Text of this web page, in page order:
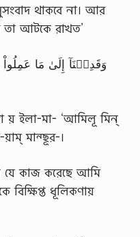
থাকবে না। আর
তা আটকে রাখত’
وَقَدِمۡنَآ إِلَىٰ مَا
য় ইলা-মা- ‘আমিলূ মিন্
মান্ছূর-।
যে কাজ করেছে আমি
বিক্ষিপ্ত ধূলিকণায়